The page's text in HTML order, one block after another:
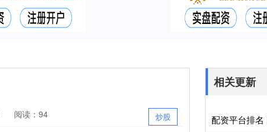
炒股
阅读：94
相关更新
配资平台排